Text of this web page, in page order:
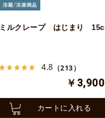
ミルクレープ はじまり
4.8 （213）
￥3,900
カートに入れる